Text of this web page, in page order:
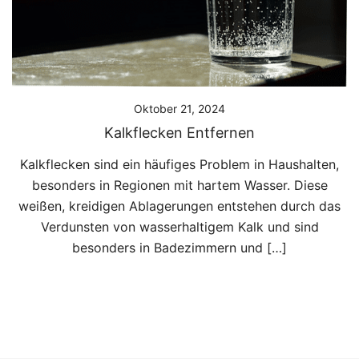
Oktober 21, 2024
Kalkflecken Entfernen
Kalkflecken sind ein häufiges Problem in Haushalten,
besonders in Regionen mit hartem Wasser. Diese
weißen, kreidigen Ablagerungen entstehen durch das
Verdunsten von wasserhaltigem Kalk und sind
besonders in Badezimmern und […]